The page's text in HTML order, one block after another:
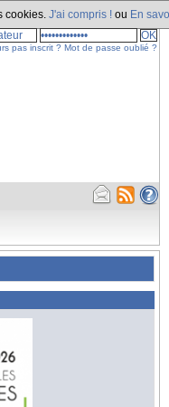
cookies. J'ai compris ! ou En
pas inscrit ? Mot de passe oublié ?